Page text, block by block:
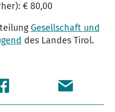
€ 80,00
Gesellschaft und
des Landes Tirol.